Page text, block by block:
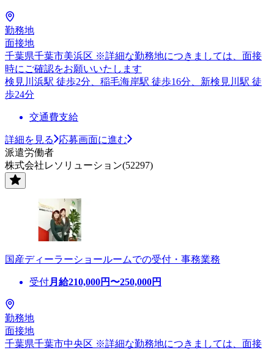
勤務地
面接地
千葉県千葉市美浜区 ※詳細な勤務地につきましては、面接
時にご確認をお願いいたします
検見川浜駅 徒歩2分、稲毛海岸駅 徒歩16分、新検見川駅 徒
歩24分
交通費支給
詳細を見る
応募画面に進む
派遣労働者
株式会社レソリューション(52297)
国産ディーラーショールームでの受付・事務業務
受付月給210,000円〜250,000円
勤務地
面接地
千葉県千葉市中央区 ※詳細な勤務地につきましては、面接